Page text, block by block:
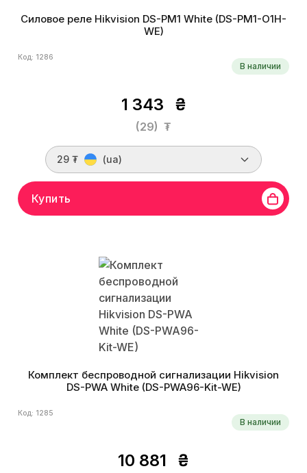
Силовое реле Hikvision DS-PM1 White (DS-PM1-O1H-
WE)
Код: 1286
В наличии
1 343 ₴
(29) ₮
29 ₮ (ua)
Купить
Комплект беспроводной сигнализации Hikvision
DS-PWA White (DS-PWA96-Kit-WE)
Код: 1285
В наличии
10 881 ₴